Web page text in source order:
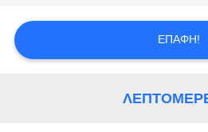
ΖΗΤΉΣΤΕ
ΕΠΑΦΉ!